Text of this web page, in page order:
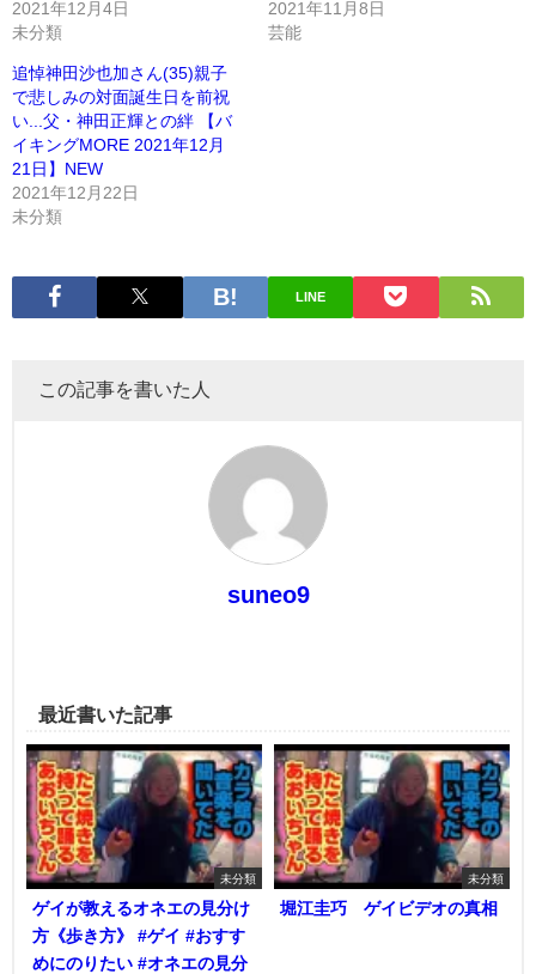
2021年12月4日
未分類
2021年11月8日
芸能
追悼神田沙也加さん(35)親子
で悲しみの対面誕生日を前祝
い...父・神田正輝との絆 【バ
イキングMORE 2021年12月
21日】NEW
2021年12月22日
未分類
LINE
この記事を書いた人
suneo9
最近書いた記事
未分類
ゲイが教えるオネエの見分け
方《歩き方》 #ゲイ #おすす
めにのりたい #オネエの見分
未分類
堀江圭巧 ゲイビデオの真相